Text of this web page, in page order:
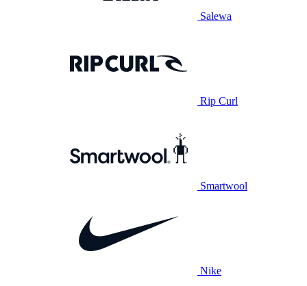
Salewa
Rip Curl
Smartwool
Nike